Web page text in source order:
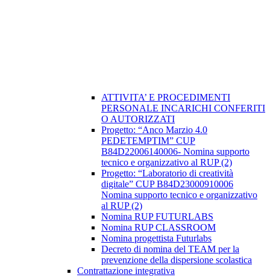
ATTIVITA’ E PROCEDIMENTI
PERSONALE INCARICHI CONFERITI
O AUTORIZZATI
Progetto: “Anco Marzio 4.0
PEDETEMPTIM” CUP
B84D22006140006- Nomina supporto
tecnico e organizzativo al RUP (2)
Progetto: “Laboratorio di creatività
digitale” CUP B84D23000910006
Nomina supporto tecnico e organizzativo
al RUP (2)
Nomina RUP FUTURLABS
Nomina RUP CLASSROOM
Nomina progettista Futurlabs
Decreto di nomina del TEAM per la
prevenzione della dispersione scolastica
Contrattazione integrativa